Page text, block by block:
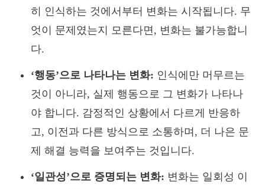
히 인식하는 것에서부터 변화는 시작됩니다. 무
엇이 문제였는지 모른다면, 변화는 불가능합니
다.
‘행동’으로 나타나는 변화: 인식에만 머무르는
것이 아니라, 실제 행동으로 그 변화가 나타나
야 합니다. 감정적인 상황에서 다르게 반응하
고, 이전과 다른 방식으로 소통하며, 더 나은 문
제 해결 능력을 보여주는 것입니다.
‘일관성’으로 증명되는 변화: 변화는 일회성 이